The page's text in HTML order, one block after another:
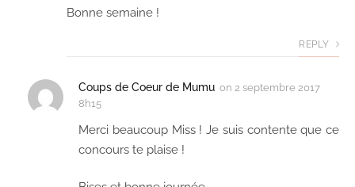
Bonne semaine !
REPLY
Coups de Coeur de Mumu on 2 septembre 2017
8h15
Merci beaucoup Miss ! Je suis contente que ce
concours te plaise !